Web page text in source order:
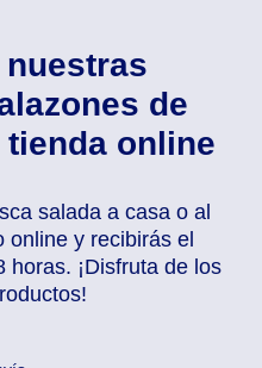
de
online
salada a casa o al
online y recibirás el
horas. ¡Disfruta de los